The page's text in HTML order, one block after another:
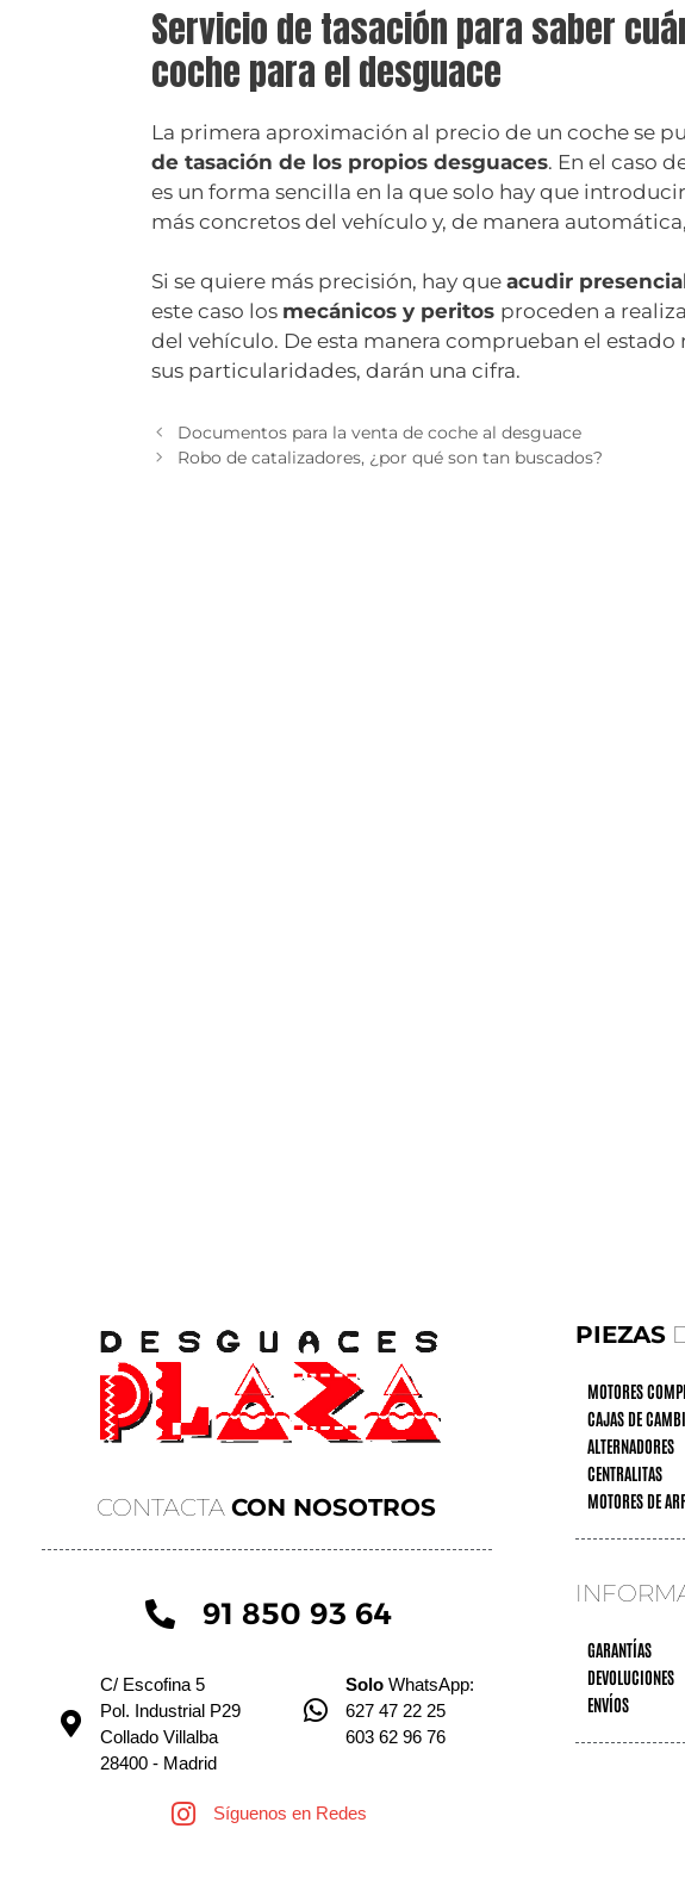
Servicio de tasación para saber
coche para el desguace
La primera aproximación al precio de un coche se
de tasación de los propios desguaces. En el caso
es un forma sencilla en la que solo hay que
más concretos del vehículo y, de manera
Si se quiere más precisión, hay que acudir
este caso los mecánicos y peritos proceden a
del vehículo. De esta manera comprueban el estado
sus particularidades, darán una cifra.
Documentos para la venta de coche al desguace
Robo de catalizadores, ¿por qué son tan buscados?
CONTACTACON NOSOTROS
91 850 93 64
C/ Escofina 5
Pol. Industrial P29
Collado Villalba
28400 - Madrid
Solo WhatsApp:
627 47 22 25
603 62 96 76
Síguenos en Redes
PIEZAS
MOTORES
CAJAS DE
ALTERNADORES
CENTRALITAS
MOTORES DE
GARANTÍAS
DEVOLUCIONES
ENVÍOS